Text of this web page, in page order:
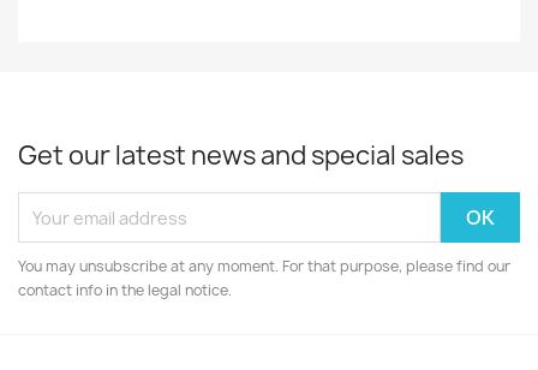
Get our latest news and special sales
You may unsubscribe at any moment. For that purpose, please find our
contact info in the legal notice.